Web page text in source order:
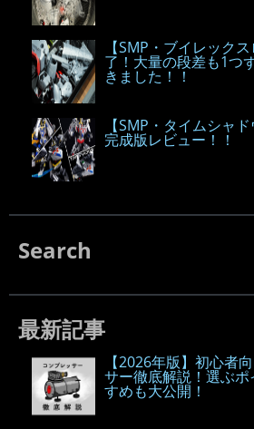
【SMP・ブイレック
了！大量の段差も1つ
きました！！
【SMP・タイムシャ
完成版レビュー！！
Search
最新記事
【2026年版】初心者
サー徹底解説！選ぶ
すめも大公開！